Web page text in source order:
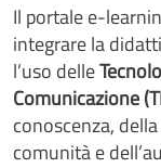
Il portale e-
integrare la
l’uso delle
Comunicazione
conoscenza,
comunità e